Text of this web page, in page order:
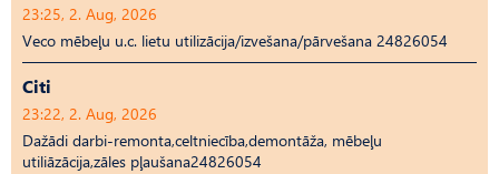
23:25, 2. Aug, 2026
Veco mēbeļu u.c. lietu utilizācija/izvešana/pārvešana 24826054
Citi
23:22, 2. Aug, 2026
Dažādi darbi-remonta,celtniecība,demontāža, mēbeļu
utiliāzācija,zāles pļaušana24826054